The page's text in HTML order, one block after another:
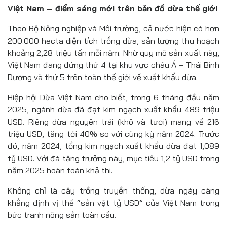
Việt Nam – điểm sáng mới trên bản đồ dừa thế giới
Theo Bộ Nông nghiệp và Môi trường, cả nước hiện có hơn
200.000 hecta diện tích trồng dừa, sản lượng thu hoạch
khoảng 2,28 triệu tấn mỗi năm. Nhờ quy mô sản xuất này,
Việt Nam đang đứng thứ 4 tại khu vực châu Á – Thái Bình
Dương và thứ 5 trên toàn thế giới về xuất khẩu dừa.
Hiệp hội Dừa Việt Nam cho biết, trong 6 tháng đầu năm
2025, ngành dừa đã đạt kim ngạch xuất khẩu 489 triệu
USD. Riêng dừa nguyên trái (khô và tươi) mang về 216
triệu USD, tăng tới 40% so với cùng kỳ năm 2024. Trước
đó, năm 2024, tổng kim ngạch xuất khẩu dừa đạt 1,089
tỷ USD. Với đà tăng trưởng này, mục tiêu 1,2 tỷ USD trong
năm 2025 hoàn toàn khả thi.
Không chỉ là cây trồng truyền thống, dừa ngày càng
khẳng định vị thế “sản vật tỷ USD” của Việt Nam trong
bức tranh nông sản toàn cầu.